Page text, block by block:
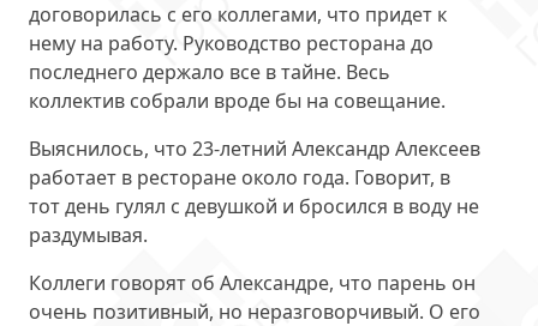
договорилась с его коллегами, что придет к
нему на работу. Руководство ресторана до
последнего держало все в тайне. Весь
коллектив собрали вроде бы на совещание.
Выяснилось, что 23-летний Александр Алексеев
работает в ресторане около года. Говорит, в
тот день гулял с девушкой и бросился в воду не
раздумывая.
Коллеги говорят об Александре, что парень он
очень позитивный, но неразговорчивый. О его